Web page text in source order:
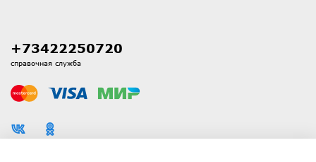
+73422250720
справочная служба